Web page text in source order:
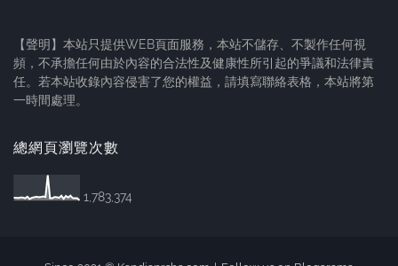
【聲明】本站只提供WEB頁面服務，本站不儲存、不製作任何視
頻，不承擔任何由於內容的合法性及健康性所引起的爭議和法律責
任。若本站收錄內容侵害了您的權益，請填寫聯絡表格，本站將第
一時間處理。
總網頁瀏覽次數
1,783,374